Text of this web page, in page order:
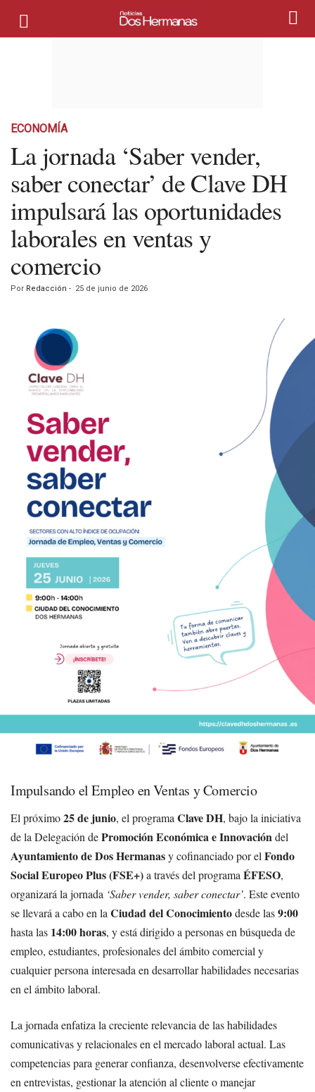
ECONOMÍA
La jornada ‘Saber vender,
saber conectar’ de Clave DH
impulsará las oportunidades
laborales en ventas y
comercio
Por Redacción - 25 de junio de 2026
Impulsando el Empleo en Ventas y Comercio
El próximo25 de junio, el programa Clave DH, bajo la iniciativa
de la Delegación dePromoción Económica e Innovación del
Ayuntamiento de Dos Hermanasy cofinanciado por el Fondo
Social Europeo Plus (FSE+)a través del programa ÉFESO,
organizará la jornada ‘Saber vender, saber conectar’. Este evento
se llevará a cabo en la Ciudad del Conocimientodesde las9:00
hasta las 14:00 horas, y está dirigido a personas en búsqueda de
empleo, estudiantes, profesionales del ámbito comercial y
cualquier persona interesada en desarrollar habilidades necesarias
en el ámbito laboral.
La jornada enfatiza la creciente relevancia de las habilidades
comunicativas y relacionales en el mercado laboral actual. Las
competencias para generar confianza, desenvolverse efectivamente
en entrevistas, gestionar la atención al cliente o manejar